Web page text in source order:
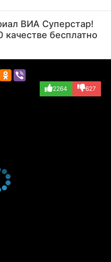
(играет саму себ...)
ВИА Суперстар!
бесплатно
2264 627